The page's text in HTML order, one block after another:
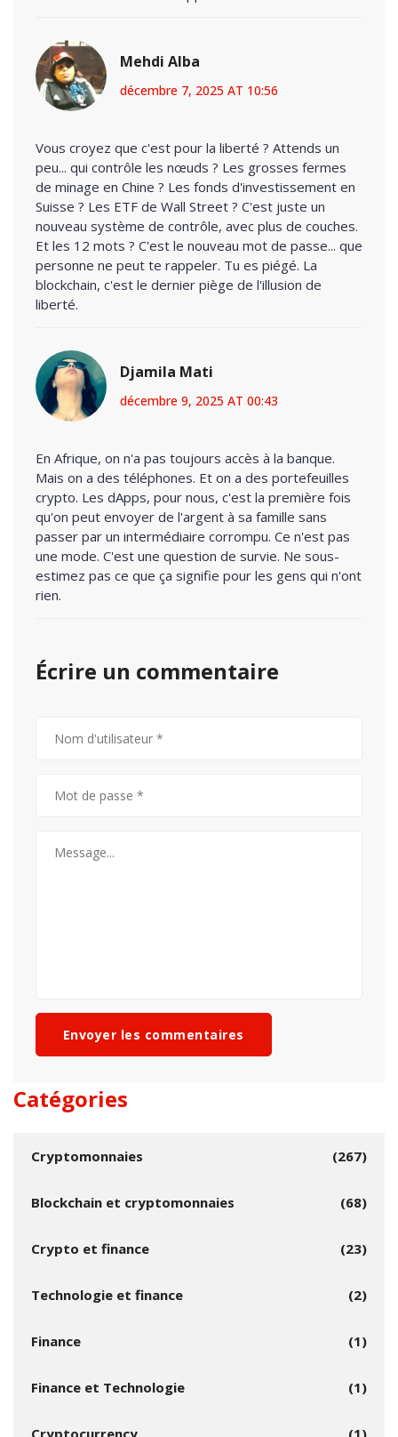
Mehdi Alba
décembre 7, 2025 AT 10:56
Vous croyez que c'est pour la liberté ? Attends un
peu... qui contrôle les nœuds ? Les grosses fermes
de minage en Chine ? Les fonds d'investissement en
Suisse ? Les ETF de Wall Street ? C'est juste un
nouveau système de contrôle, avec plus de couches.
Et les 12 mots ? C'est le nouveau mot de passe... que
personne ne peut te rappeler. Tu es piégé. La
blockchain, c'est le dernier piège de l'illusion de
liberté.
Djamila Mati
décembre 9, 2025 AT 00:43
En Afrique, on n'a pas toujours accès à la banque.
Mais on a des téléphones. Et on a des portefeuilles
crypto. Les dApps, pour nous, c'est la première fois
qu'on peut envoyer de l'argent à sa famille sans
passer par un intermédiaire corrompu. Ce n'est pas
une mode. C'est une question de survie. Ne sous-
estimez pas ce que ça signifie pour les gens qui n'ont
rien.
Écrire un commentaire
Envoyer les commentaires
Catégories
Cryptomonnaies (267)
Blockchain et cryptomonnaies (68)
Crypto et finance (23)
Technologie et finance (2)
Finance (1)
Finance et Technologie (1)